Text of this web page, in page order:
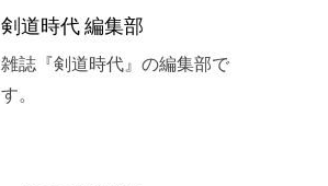
剣道時代 編集部
雑誌『剣道時代』の編集部で
す。